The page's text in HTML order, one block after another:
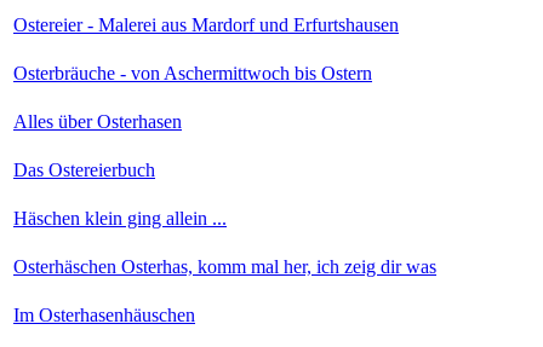
Ostereier - Malerei aus Mardorf und Erfurtshausen
Osterbräuche - von Aschermittwoch bis Ostern
Alles über Osterhasen
Das Ostereierbuch
Häschen klein ging allein ...
Osterhäschen Osterhas, komm mal her, ich zeig dir was
Im Osterhasenhäuschen